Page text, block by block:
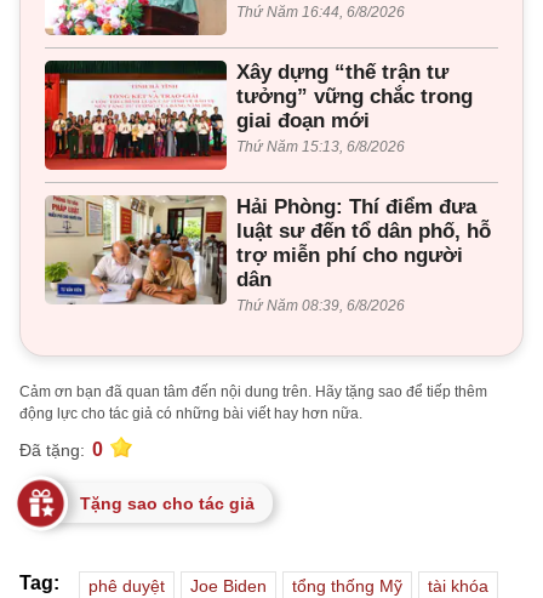
Thứ Năm 16:44, 6/8/2026
Xây dựng “thế trận tư
tưởng” vững chắc trong
giai đoạn mới
Thứ Năm 15:13, 6/8/2026
Hải Phòng: Thí điểm đưa
luật sư đến tổ dân phố, hỗ
trợ miễn phí cho người
dân
Thứ Năm 08:39, 6/8/2026
Cảm ơn bạn đã quan tâm đến nội dung trên. Hãy tặng sao để tiếp thêm
động lực cho tác giả có những bài viết hay hơn nữa.
Đã tặng: 0
Tặng sao cho tác giả
Tag: phê duyệt Joe Biden tổng thống Mỹ tài khóa